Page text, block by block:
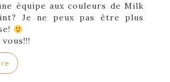
équipe aux couleurs de Milk
Je ne peux pas être plus